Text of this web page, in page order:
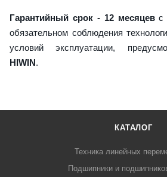
Гарантийный срок - 12 месяцевс
обязательном соблюдения
условий эксплуатации,
HIWIN.
КАТАЛОГ
Техника линейных
Подшипники и